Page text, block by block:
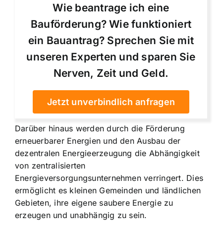
Wie beantrage ich eine
Bauförderung? Wie funktioniert
ein Bauantrag? Sprechen Sie mit
unseren Experten und sparen Sie
Nerven, Zeit und Geld.
Jetzt unverbindlich anfragen
Darüber hinaus werden durch die Förderung
erneuerbarer Energien und den Ausbau der
dezentralen Energieerzeugung die Abhängigkeit
von zentralisierten
Energieversorgungsunternehmen verringert. Dies
ermöglicht es kleinen Gemeinden und ländlichen
Gebieten, ihre eigene saubere Energie zu
erzeugen und unabhängig zu sein.